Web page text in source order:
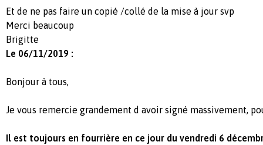
Et de ne pas faire un copié /collé de la mise à jour svp
Merci beaucoup
Brigitte
Le 06/11/2019 :
Bonjour à tous,
Je vous remercie grandement d avoir signé massivement,
Il est toujours en fourrière en ce jour du vendredi 6